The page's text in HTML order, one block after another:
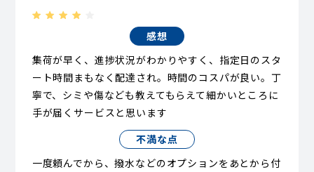
感想
集荷が早く、進捗状況がわかりやすく、指定日のスタ
ート時間まもなく配達され。時間のコスパが良い。丁
寧で、シミや傷なども教えてもらえて細かいところに
手が届くサービスと思います
不満な点
一度頼んでから、撥水などのオプションをあとから付